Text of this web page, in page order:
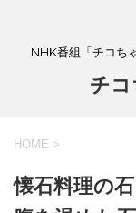
NHK番組「チコち
チコ
HOME >
懐石料理の